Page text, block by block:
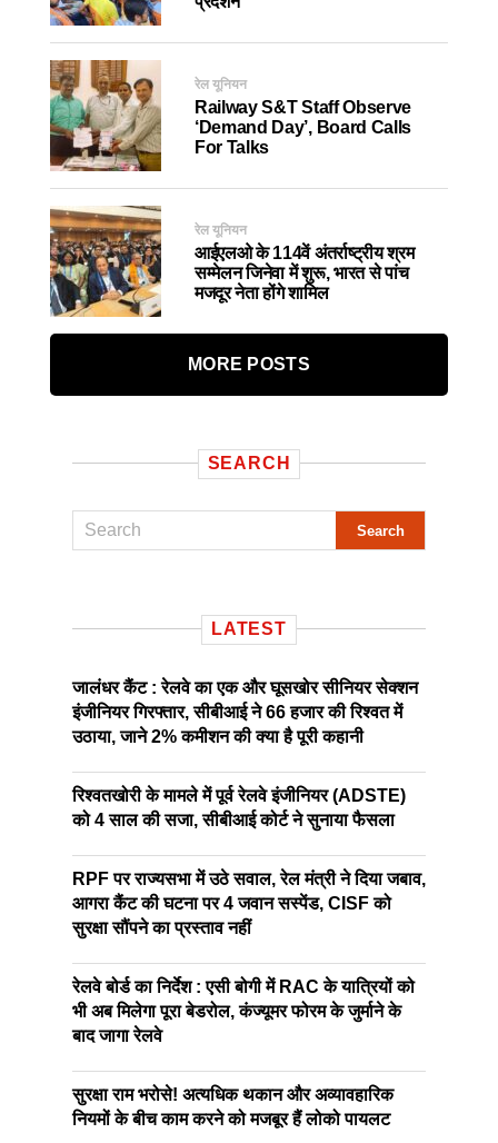
रेल यूनियन
Railway S&T Staff Observe
‘Demand Day’, Board Calls
For Talks
रेल यूनियन
आईएलओ के 114वें अंतर्राष्ट्रीय श्रम
सम्मेलन जिनेवा में शुरू, भारत से पांच
मजदूर नेता होंगे शामिल
MORE POSTS
SEARCH
LATEST
जालंधर कैंट : रेलवे का एक और घूसखोर सीनियर सेक्शन
इंजीनियर गिरफ्तार, सीबीआई ने 66 हजार की रिश्वत में
उठाया, जाने 2% कमीशन की क्या है पूरी कहानी
रिश्वतखोरी के मामले में पूर्व रेलवे इंजीनियर (ADSTE)
को 4 साल की सजा, सीबीआई कोर्ट ने सुनाया फैसला
RPF पर राज्यसभा में उठे सवाल, रेल मंत्री ने दिया जबाव,
आगरा कैंट की घटना पर 4 जवान सस्पेंड, CISF को
सुरक्षा सौंपने का प्रस्ताव नहीं
रेलवे बोर्ड का निर्देश : एसी बोगी में RAC के यात्रियों को
भी अब मिलेगा पूरा बेडरोल, कंज्यूमर फोरम के जुर्माने के
बाद जागा रेलवे
सुरक्षा राम भरोसे! अत्यधिक थकान और अव्यावहारिक
नियमों के बीच काम करने को मजबूर हैं लोको पायलट